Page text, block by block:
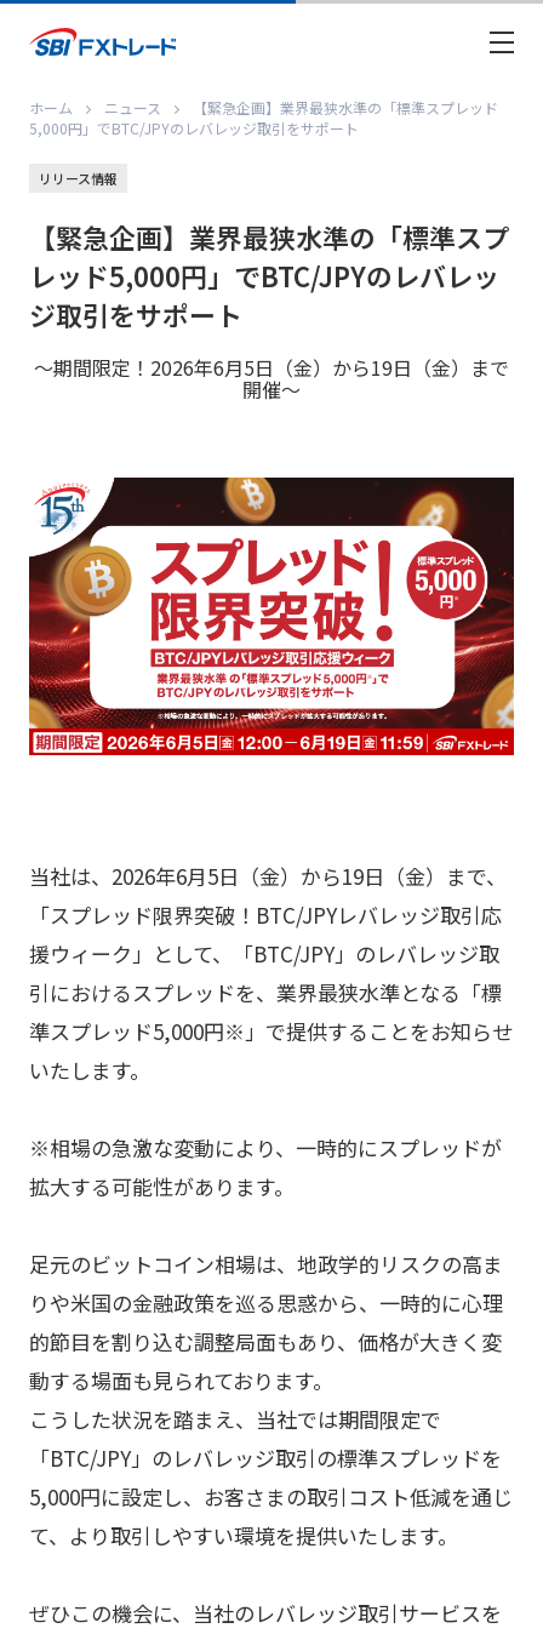
ホーム ニュース
【緊急企画】業界最狭水準の「標準スプレッド
5,000円」でBTC/JPYのレバレッジ取引をサポート
リリース情報
【緊急企画】業界最狭水準の「標準スプ
レッド5,000円」でBTC/JPYのレバレッ
ジ取引をサポート
～期間限定！2026年6月5日（金）から19日（金）まで
開催～
当社は、2026年6月5日（金）から19日（金）まで、
「スプレッド限界突破！BTC/JPYレバレッジ取引応
援ウィーク」として、「BTC/JPY」のレバレッジ取
引におけるスプレッドを、業界最狭水準となる「標
準スプレッド5,000円※」で提供することをお知らせ
いたします。
※相場の急激な変動により、一時的にスプレッドが
拡大する可能性があります。
足元のビットコイン相場は、地政学的リスクの高ま
りや米国の金融政策を巡る思惑から、一時的に心理
的節目を割り込む調整局面もあり、価格が大きく変
動する場面も見られております。
こうした状況を踏まえ、当社では期間限定で
「BTC/JPY」のレバレッジ取引の標準スプレッドを
5,000円に設定し、お客さまの取引コスト低減を通じ
て、より取引しやすい環境を提供いたします。
ぜひこの機会に、当社のレバレッジ取引サービスを